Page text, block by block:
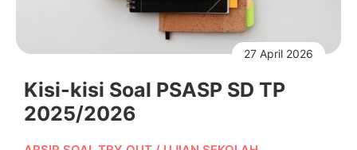
27 April 2026
Kisi-kisi Soal PSASP SD TP
2025/2026